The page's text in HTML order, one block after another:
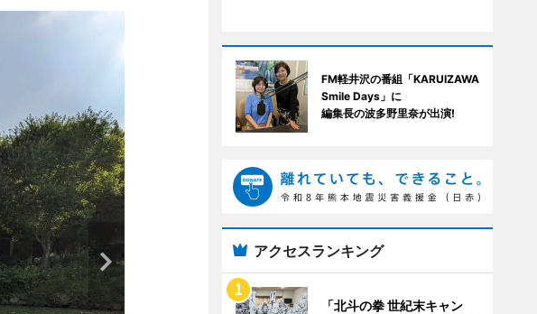
FM軽井沢の番組「KARUIZAWA
Smile Days」に
編集長の波多野里奈が出演!
アクセスランキング
「北斗の拳 世紀末キャン